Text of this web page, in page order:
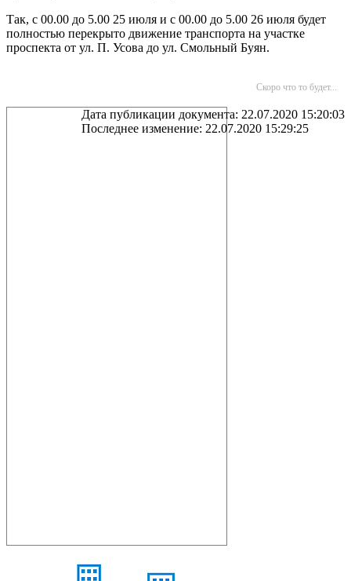
Так, с 00.00 до 5.00 25 июля и с 00.00 до 5.00 26 июля будет
полностью перекрыто движение транспорта на участке
проспекта от ул. П. Усова до ул. Смольный Буян.
Скоро что то будет...
Дата публикации документа: 22.07.2020 15:20:03
Последнее изменение: 22.07.2020 15:29:25